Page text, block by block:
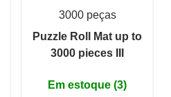
3000 peças
Puzzle Roll Mat up to
3000 pieces III
Em estoque (3)